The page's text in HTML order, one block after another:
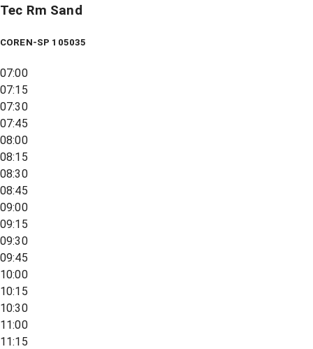
Tec Rm Sand
COREN-SP 105035
07:00
07:15
07:30
07:45
08:00
08:15
08:30
08:45
09:00
09:15
09:30
09:45
10:00
10:15
10:30
11:00
11:15